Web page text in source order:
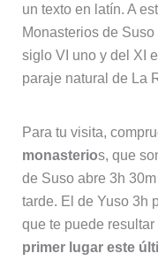
un texto en latín. A
Monasterios de
siglo VI uno y del XI
paraje natural de La
Para tu visita,
monasterios, que
de Suso abre 3h
tarde. El de Yuso 3h
que te puede
primer lugar este